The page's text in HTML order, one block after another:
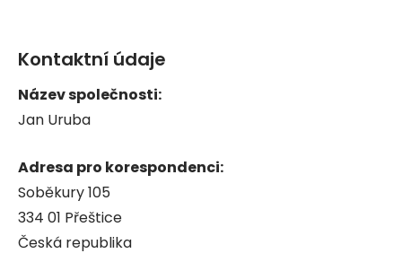
Kontaktní údaje
Název společnosti:
Jan Uruba
Adresa pro korespondenci:
Soběkury 105
334 01 Přeštice
Česká republika